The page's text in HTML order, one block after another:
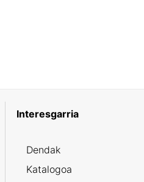
Interesgarria
Dendak
Katalogoa